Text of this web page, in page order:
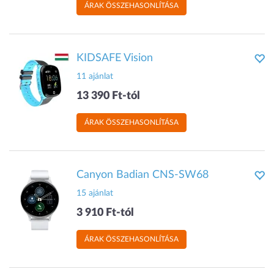
ÁRAK ÖSSZEHASONLÍTÁSA
KIDSAFE Vision
11 ajánlat
13 390 Ft-tól
ÁRAK ÖSSZEHASONLÍTÁSA
Canyon Badian CNS-SW68
15 ajánlat
3 910 Ft-tól
ÁRAK ÖSSZEHASONLÍTÁSA